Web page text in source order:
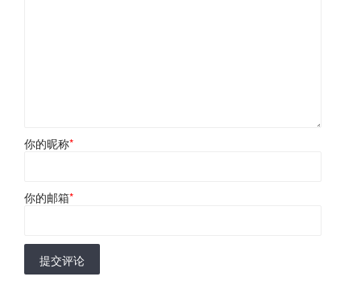
你的昵称*
你的邮箱*
提交评论